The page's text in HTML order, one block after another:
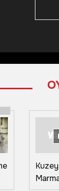
Kuzey